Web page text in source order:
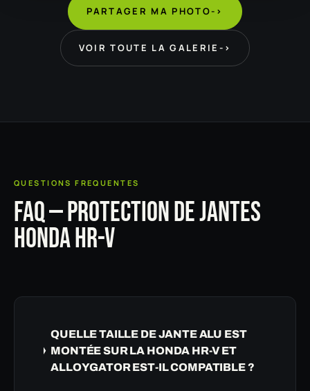
PARTAGER MA PHOTO->
VOIR TOUTE LA GALERIE ->
QUESTIONS FREQUENTES
FAQ — PROTECTION DE JANTES
HONDA HR-V
QUELLE TAILLE DE JANTE ALU EST
MONTÉE SUR LA HONDA HR-V ET
ALLOYGATOR EST-IL COMPATIBLE ?